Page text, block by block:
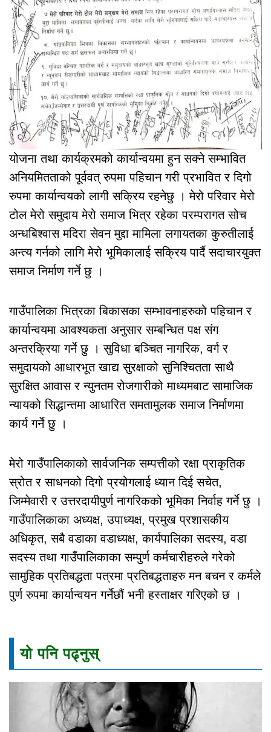
योजना तथा कार्यक्रमको कार्यान्वयमा हुन सक्ने सम्भावित
अनियमितताको पूर्ववत् रुपमा पहिचान गरी प्रभावित र दिगो
रुपमा कार्यान्वयको लागी सक्रिय रहनेछु । मेरो परिवार मेरो
टोल मेरो समुदाय मेरो समाज भित्र रहेका परम्परागत सोच
अन्धबिश्वास मदिरा सेवन मुद्दा मामिला लगायतका कुरुतीलाई
अन्त्य गर्नको लागि मेरो भूमिकालाई सक्रिय पार्दै सदाचारयुक्त
समाज निर्माण गर्ने छु ।
गाउँपालिका भित्रका बिकासका सम्भावनाहरुको पहिचान र
कार्यान्वयमा आवश्यकता अनुसार सम्बन्धित पक्ष संग
अन्तरक्रिया गर्ने छु । सुविधा बञ्चित नागरिक, वर्ग र
समुदायको आधारभूत खाद्य सुरक्षाको सुनिश्चितता साथै
सुरक्षित आवास र न्युनतम रोजगारीको माध्यमबाट सामाजिक
न्यायको सिद्धान्तमा आधारित समतामुलक समाज निर्माणमा
कार्य गर्ने छु ।
मेरो गाउँपालिकाको सार्वजनिक सम्पत्तीको रक्षा प्राकृतिक
स्रोत र साधनको दिगो प्रयोगलाई ध्यान दिई सचेत,
जिम्मेवारी र उत्तरदायीपुर्ण नागरिकको भूमिका निर्वाह गर्ने छु ।
गाउँपालिकाका अध्यक्ष, उपाध्यक्ष, प्रमुख प्रशासकीय
अधिकृत, सबै वडाका वडाध्यक्ष, कार्यपालिका सदस्य, वडा
सदस्य तथा गाउँपालिकाका सम्पुर्ण कर्मचारीहरुले गरेको
सामुहिक प्रतिबद्धता पत्रमा प्रतिबद्धताहरु मन बचन र कर्मले
पुर्ण रुपमा कार्यान्वयन गर्नेछौं भनी हस्ताक्षर गरिएको छ ।
यो पनि पढ्नुस्